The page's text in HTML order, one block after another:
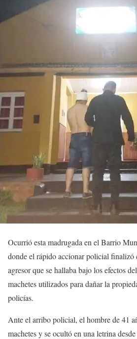
Ocurrió esta madrugada en el Barrio
donde el rápido accionar policial finalizó
agresor que se hallaba bajo los efectos
machetes utilizados para dañar la
policías.
Ante el arribo policial, el hombre de 41
machetes y se ocultó en una letrina